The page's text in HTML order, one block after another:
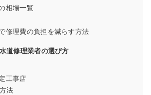
相場一覧
修理費の負担を減らす方法
道修理業者の選び方
工事店
法